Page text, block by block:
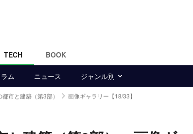
TECH BOOK
ム ニュース ジャンル別
市と建築（第3部） 画像ギャラリー【18/33】